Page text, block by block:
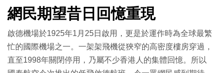
網民期望昔日回憶重現
啟德機場於1925年1月25日啟用，更是於運作時為全球最繁
忙的國際機場之一。一架架飛機從狹窄的高密度樓房穿過，
直至1998年關閉停用，乃屬不少香港人的集體回憶。所以